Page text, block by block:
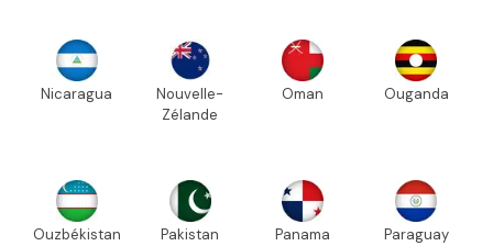
Nicaragua
Nouvelle-
Zélande
Oman Ouganda
Ouzbékistan Pakistan Panama Paraguay